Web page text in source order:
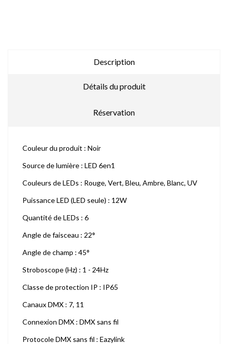
Description
Détails du produit
Réservation
Couleur du produit : Noir
Source de lumière : LED 6en1
Couleurs de LEDs : Rouge, Vert, Bleu, Ambre, Blanc, UV
Puissance LED (LED seule) : 12W
Quantité de LEDs : 6
Angle de faisceau : 22°
Angle de champ : 45°
Stroboscope (Hz) : 1 - 24Hz
Classe de protection IP : IP65
Canaux DMX : 7, 11
Connexion DMX : DMX sans fil
Protocole DMX sans fil : Eazylink